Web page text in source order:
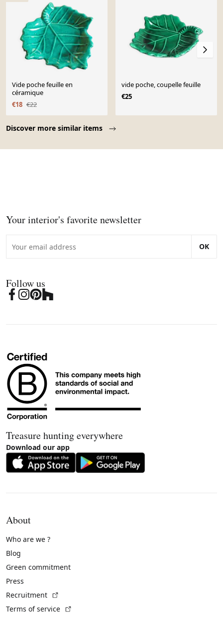
Discover more similar items
Vide poche feuille en
céramique
€18 €22
vide poche, coupelle feuille
€25
Your interior's favorite newsletter
OK
Follow us
Treasure hunting everywhere
Download our app
About
Who are we ?
Blog
Green commitment
Press
Recruitment
Terms of service